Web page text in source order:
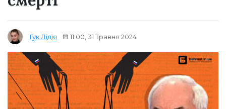
Гук Лідія 11:00, 31 Травня 2024